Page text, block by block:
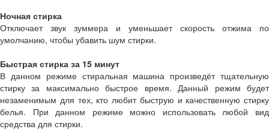
Ночная стирка
Отключает звук зуммера и уменьшает скорость отжима по
умолчанию, чтобы убавить шум стирки.
Быстрая стирка за 15 минут
В данном режиме стиральная машина произведёт тщательную
стирку за максимально быстрое время. Данный режим будет
незаменимым для тех, кто любит быструю и качественную стирку
белья. При данном режиме можно использовать любой вид
средства для стирки.